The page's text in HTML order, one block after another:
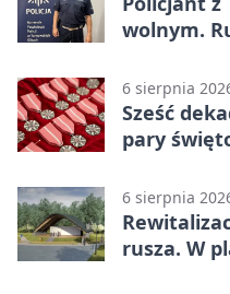
wolnym.
6 sierpnia
Sześć
pary
6 sierpnia
rusza. W